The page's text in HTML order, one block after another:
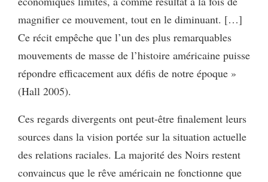
magnifier ce mouvement, tout en le diminuant. […]
Ce récit empêche que l’un des plus remarquables
mouvements de masse de l’histoire américaine puisse
répondre efficacement aux défis de notre époque »
(Hall 2005).
Ces regards divergents ont peut-être finalement leurs
sources dans la vision portée sur la situation actuelle
des relations raciales. La majorité des Noirs restent
convaincus que le rêve américain ne fonctionne que